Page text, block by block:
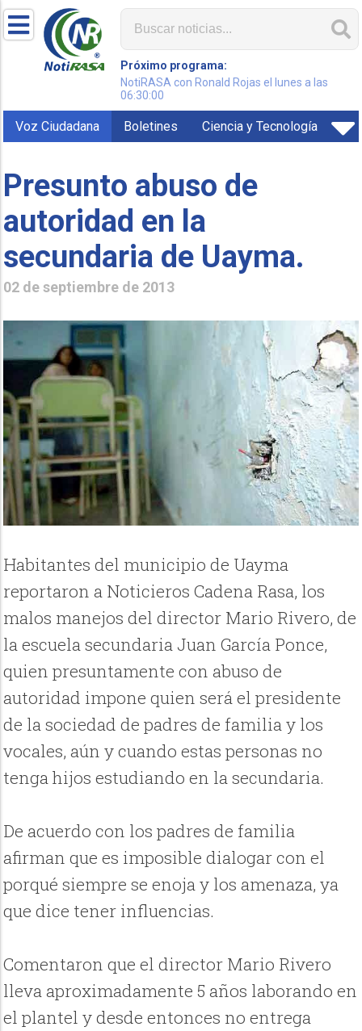
Próximo programa:
NotiRASA con Ronald Rojas el lunes a las
06:30:00
Voz Ciudadana Boletines Ciencia y Tecnología
Presunto abuso de
autoridad en la
secundaria de Uayma.
02 de septiembre de 2013
Habitantes del municipio de Uayma
reportaron a Noticieros Cadena Rasa, los
malos manejos del director Mario Rivero, de
la escuela secundaria Juan García Ponce,
quien presuntamente con abuso de
autoridad impone quien será el presidente
de la sociedad de padres de familia y los
vocales, aún y cuando estas personas no
tenga hijos estudiando en la secundaria.
De acuerdo con los padres de familia
afirman que es imposible dialogar con el
porqué siempre se enoja y los amenaza, ya
que dice tener influencias.
Comentaron que el director Mario Rivero
lleva aproximadamente 5 años laborando en
el plantel y desde entonces no entrega